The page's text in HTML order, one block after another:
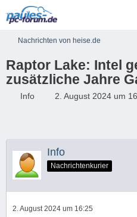
Nachrichten von heise.de
Raptor Lake: Intel
zusätzliche Jahre
Info 2. August 2024 um
Info
Nachrichtenkurier
2. August 2024 um 16:25